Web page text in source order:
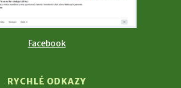
Facebook
RYCHLÉ ODKAZY